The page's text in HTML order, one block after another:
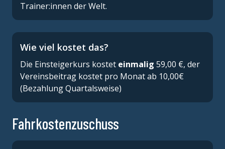
Trainer:innen der Welt.
Wie viel kostet das?
Die Einsteigerkurs kostet einmalig 59,00 €, der
Vereinsbeitrag kostet pro Monat ab 10,00€
(Bezahlung Quartalsweise)
Fahrkostenzuschuss